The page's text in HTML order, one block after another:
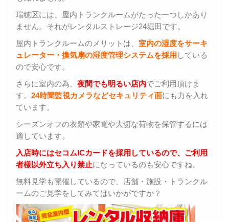
瑞穂区には、屋内トランクルームがたった一つしかあり
ません。それがレンタルストレージ24堀田です。
屋内トランクルームのメリットは、 室内の湿度をサーキ
ュレーター・換気扇の湿度管理システムを採用 している
ので安心です。
さらに室内の為、 夜間でも明るい店内でご利用頂けま
す。 24時間監視カメラなどセキュリティ面にも力を入れ
ています。
シーズンオフの衣類や家電や大切な荷物を保管するには
適しています。
入店時にはセコムICカードを採用しているので、ご利用
者様以外立ち入り禁止になっているのも安心ですね。
無料見学も開催しているので、店舗・施設・トランクル
ームのご見学をしてみてはいかがですか？